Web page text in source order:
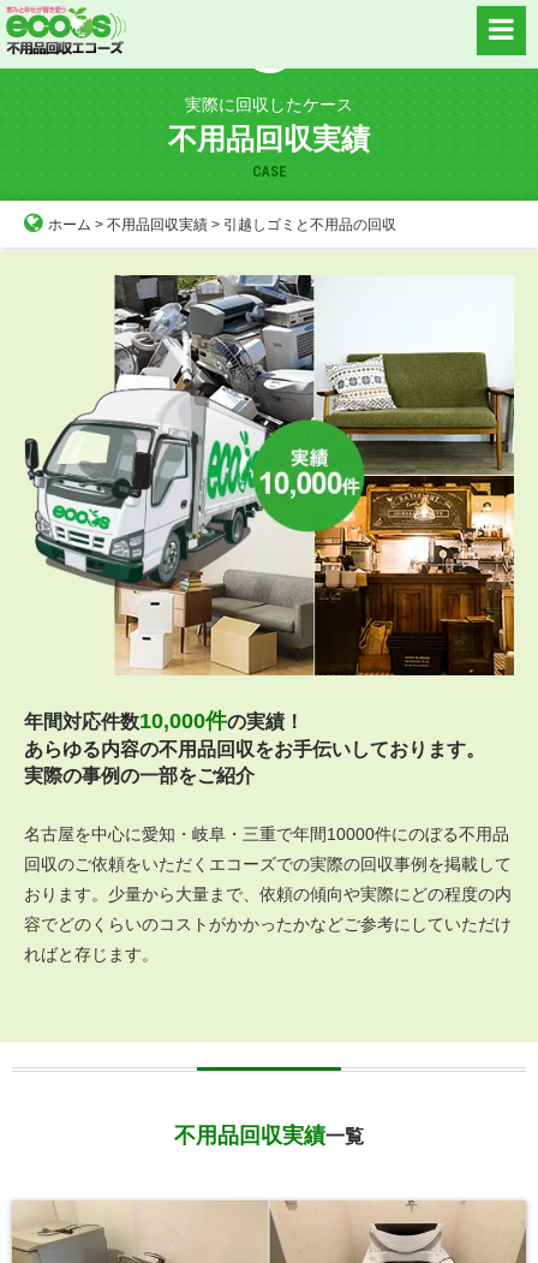
Skip
to
実際に回収したケース
不用品回収実績
CASE
ホーム > 不用品回収実績 > 引越しゴミと不用品の回収
年間対応件数10,000件の実績！
あらゆる内容の不用品回収をお手伝いしております。
実際の事例の一部をご紹介
名古屋を中心に愛知・岐阜・三重で年間10000件にのぼる不用品
回収のご依頼をいただくエコーズでの実際の回収事例を掲載して
おります。少量から大量まで、依頼の傾向や実際にどの程度の内
容でどのくらいのコストがかかったかなどご参考にしていただけ
ればと存じます。
不用品回収実績一覧